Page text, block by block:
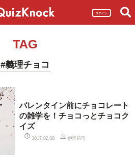
ログイン
TAG
#義理チョコ
バレンタイン前にチョコレート
の雑学を！チョコっとチョコク
イズ
2017.02.08 伊沢拓司